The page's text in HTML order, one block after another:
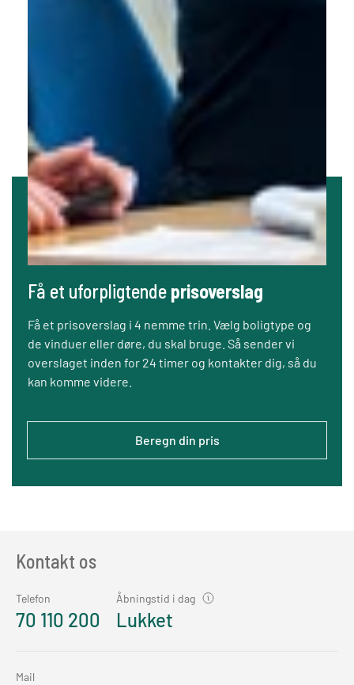
Få et uforpligtende prisoverslag
Få et prisoverslag i 4 nemme trin. Vælg boligtype og
de vinduer eller døre, du skal bruge. Så sender vi
overslaget inden for 24 timer og kontakter dig, så du
kan komme videre.
Beregn din pris
Kontakt os
Telefon
70 110 200
Åbningstid i dag
Lukket
Mail